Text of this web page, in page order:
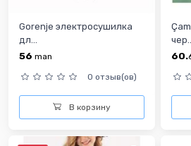
Gorenje электросушилка
дл...
56 man
0 отзыв(ов)
В корзину
чер...
60.